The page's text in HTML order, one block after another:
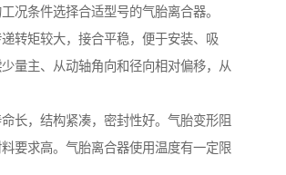
况条件选择合适型号的气胎离合器。
转矩较大，接合平稳，便于安装、吸
量主、从动轴角向和径向相对偏移，从
长，结构紧凑，密封性好。气胎变形阻
要求高。气胎离合器使用温度有一定限